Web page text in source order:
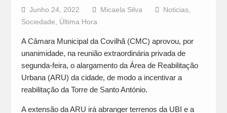
Junho 24, 2022 Micaela Silva Noticias,
Sociedade
Última Hora
A Câmara Municipal da Covilhã (CMC) aprovou, por
unanimidade, na reunião extraordinária privada de
segunda-feira, o alargamento da Área de Reabilitação
Urbana (ARU) da cidade, de modo a incentivar a
reabilitação da Torre de Santo António.
A extensão da ARU irá abranger terrenos da UBI e a